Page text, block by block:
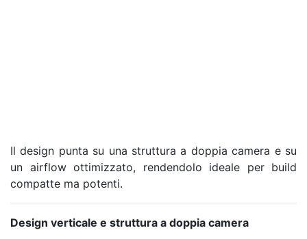
Il design punta su una struttura a doppia camera e su
un airflow ottimizzato, rendendolo ideale per build
compatte ma potenti.
Design verticale e struttura a doppia camera